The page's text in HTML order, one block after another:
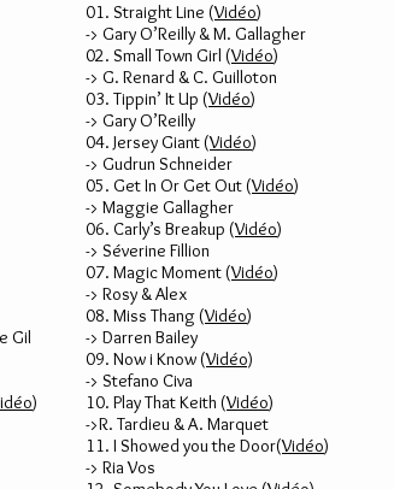
Gil
)
01. Straight Line (Vidéo)
-> Gary O’Reilly & M. Gallagher
02. Small Town Girl (Vidéo)
-> G. Renard & C. Guilloton
03. Tippin’ It Up (Vidéo)
-> Gary O’Reilly
04. Jersey Giant (Vidéo)
-> Gudrun Schneider
05. Get In Or Get Out (Vidéo)
-> Maggie Gallagher
06. Carly’s Breakup (Vidéo)
-> Séverine Fillion
07. Magic Moment (Vidéo)
-> Rosy & Alex
08. Miss Thang (Vidéo)
-> Darren Bailey
09. Now i Know (Vidéo)
-> Stefano Civa
10. Play That Keith (Vidéo)
->R. Tardieu & A. Marquet
11. I Showed you the Door(Vidéo)
-> Ria Vos